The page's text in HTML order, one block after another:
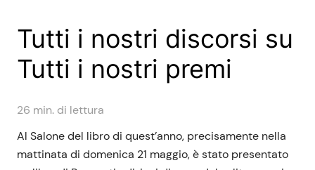
Tutti i nostri discorsi su
Tutti i nostri premi
26 min. di lettura
Al Salone del libro di quest’anno, precisamente nella
mattinata di domenica 21 maggio, è stato presentato